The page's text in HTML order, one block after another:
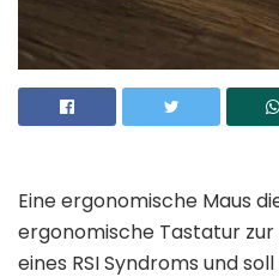
Eine ergonomische Maus
ergonomische Tastatur
eines RSI Syndroms und